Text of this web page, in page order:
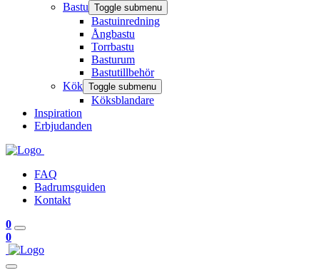
Bastu Toggle submenu
Bastuinredning
Ångbastu
Torrbastu
Basturum
Bastutillbehör
Kök Toggle submenu
Köksblandare
Inspiration
Erbjudanden
FAQ
Badrumsguiden
Kontakt
0
0